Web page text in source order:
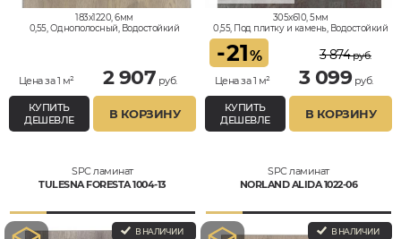
183x1220, 6мм
0,55, Однополосный, Водостойкий
Цена за 1 м² 2 907 руб.
КУПИТЬ
ДЕШЕВЛЕ
В КОРЗИНУ
305x610, 5мм
0,55, Под плитку и камень, Водостойкий
-21%
Цена за 1 м²
3 874руб.
3 099руб.
КУПИТЬ
ДЕШЕВЛЕ
В КОРЗИНУ
SPC ламинат
TULESNA FORESTA 1004-13
В НАЛИЧИИ
SPC ламинат
NORLAND ALIDA 1022-06
В НАЛИЧИИ